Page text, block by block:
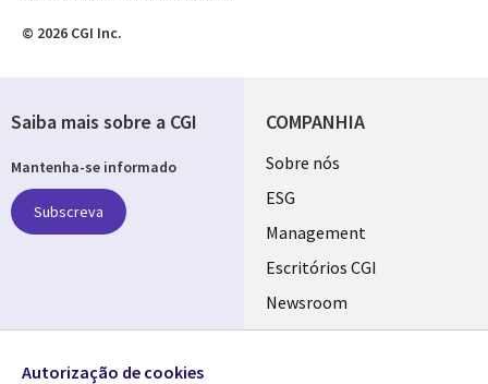
© 2026 CGI Inc.
COMPANHIA
Useful
links
PORTUGAL
Sobre nós
ESG
Management
Escritórios CGI
Newsroom
Ecossistema de
Saiba mais sobre a CGI
Mantenha-se informado
Subscreva
Autorização de cookies